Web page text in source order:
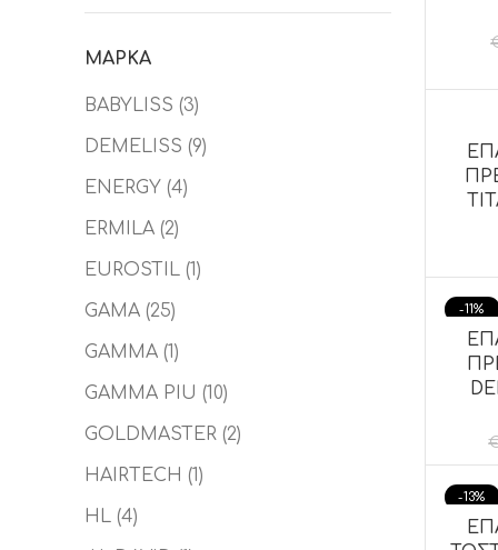
ΜΆΡΚΑ
BABYLISS (3)
DEMELISS (9)
ENERGY (4)
ERMILA (2)
EUROSTIL (1)
GAMA (25)
GAMMA (1)
GAMMA PIU (10)
GOLDMASTER (2)
HAIRTECH (1)
HL (4)
-11%
-13%